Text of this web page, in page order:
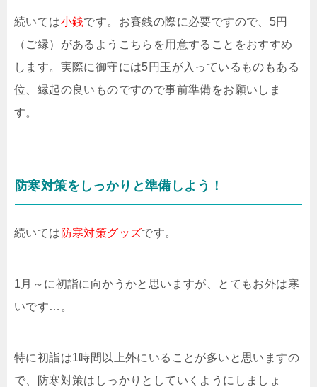
続いては小銭です。お賽銭の際に必要ですので、5円
（ご縁）があるようこちらを用意することをおすすめ
します。実際に御守には5円玉が入っているものもある
位、縁起の良いものですので事前準備をお願いしま
す。
防寒対策をしっかりと準備しよう！
続いては 防寒対策グッズです。
1月～に初詣に向かうかと思いますが、とてもお外は寒
いです…。
特に初詣は1時間以上外にいることが多いと思いますの
で、防寒対策はしっかりとしていくようにしましょ